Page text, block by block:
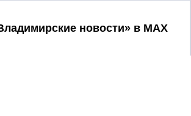
Принять